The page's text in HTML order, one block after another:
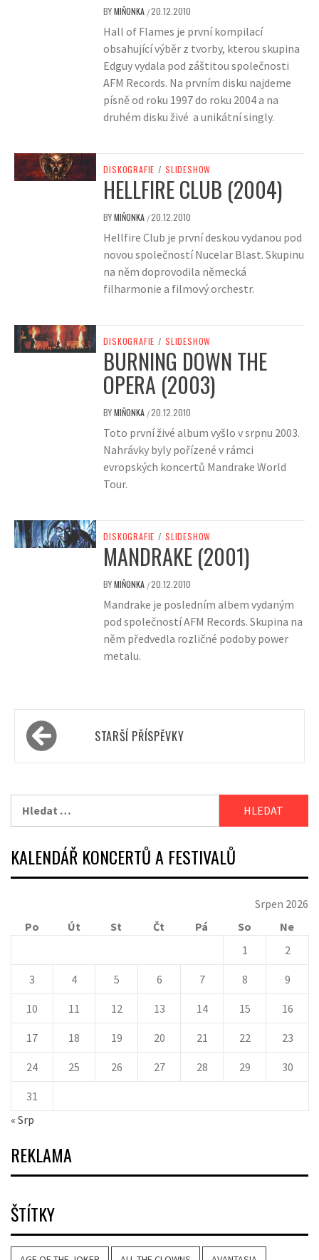
BYMIŇONKA /20.12.2010
Hall of Flames je první kompilací
obsahující výběr z tvorby, kterou skupina
Edguy vydala pod záštitou společnosti
AFM Records. Na prvním disku najdeme
písně od roku 1997 do roku 2004 a na
druhém disku živé a unikátní singly.
DISKOGRAFIE / SLIDESHOW
HELLFIRE CLUB (2004)
BYMIŇONKA /20.12.2010
Hellfire Club je první deskou vydanou pod
novou společností Nucelar Blast. Skupinu
na něm doprovodila německá
filharmonie a filmový orchestr.
DISKOGRAFIE / SLIDESHOW
BURNING DOWN THE
OPERA (2003)
BYMIŇONKA /20.12.2010
Toto první živé album vyšlo v srpnu 2003.
Nahrávky byly pořízené v rámci
evropských koncertů Mandrake World
Tour.
DISKOGRAFIE / SLIDESHOW
MANDRAKE (2001)
BYMIŇONKA /20.12.2010
Mandrake je posledním albem vydaným
pod společností AFM Records. Skupina na
něm předvedla rozličné podoby power
metalu.
Navigace
pro STARŠÍ PŘÍSPĚVKY
KALENDÁŘ KONCERTŮ A FESTIVALŮ
Srpen 2026
Po
Út St Čt Pá So
Ne
1
2
3 4 5 6 7 8 9
10 11 12 13 14 15 16
17 18 19 20 21 22 23
24 25 26 27 28 29 30
31
« Srp
REKLAMA
ŠTÍTKY